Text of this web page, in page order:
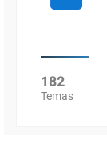
182
Temas